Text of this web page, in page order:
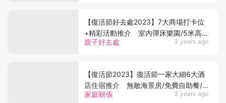
親子好去處 3 years ago
【復活節好去處2023】7大商場打卡位
+精彩活動推介 室內彈床樂園/5米高
萌兔/巨型可活動彩蛋！
家庭關係 3 years ago
【復活節2023】復活節一家大細6大酒
店住宿推介 無敵海景房/免費自助餐/
免費限定下午茶